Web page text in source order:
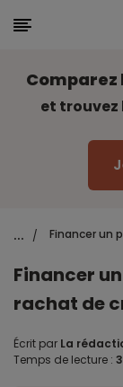
et
... / Financer un
Financer
rachat de
Écrit par La
Temps de lecture :